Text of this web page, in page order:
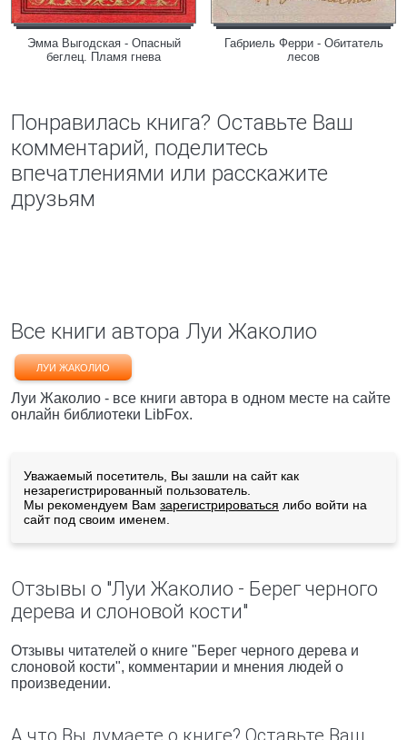
Эмма Выгодская - Опасный
беглец. Пламя гнева
Габриель Ферри - Обитатель
лесов
Понравилась книга? Оставьте Ваш
комментарий, поделитесь
впечатлениями или расскажите
друзьям
Все книги автора Луи Жаколио
ЛУИ ЖАКОЛИО
Луи Жаколио - все книги автора в одном месте на сайте
онлайн библиотеки LibFox.
Уважаемый посетитель, Вы зашли на сайт как
незарегистрированный пользователь.
Мы рекомендуем Вам зарегистрироваться либо войти на
сайт под своим именем.
Отзывы о "Луи Жаколио - Берег черного
дерева и слоновой кости"
Отзывы читателей о книге "Берег черного дерева и
слоновой кости", комментарии и мнения людей о
произведении.
А что Вы думаете о книге? Оставьте Ваш